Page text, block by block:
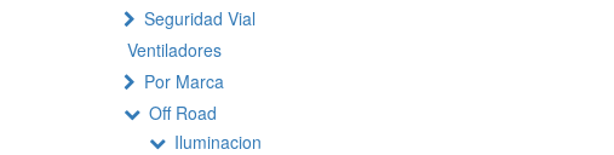
Seguridad Vial
Ventiladores
Por Marca
Off Road
Iluminacion